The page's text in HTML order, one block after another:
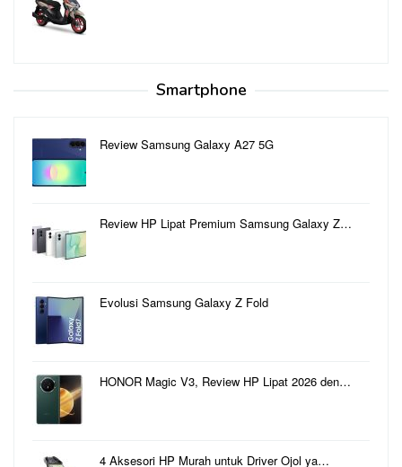
Smartphone
Review Samsung Galaxy A27 5G
Review HP Lipat Premium Samsung Galaxy Z…
Evolusi Samsung Galaxy Z Fold
HONOR Magic V3, Review HP Lipat 2026 den…
4 Aksesori HP Murah untuk Driver Ojol ya…